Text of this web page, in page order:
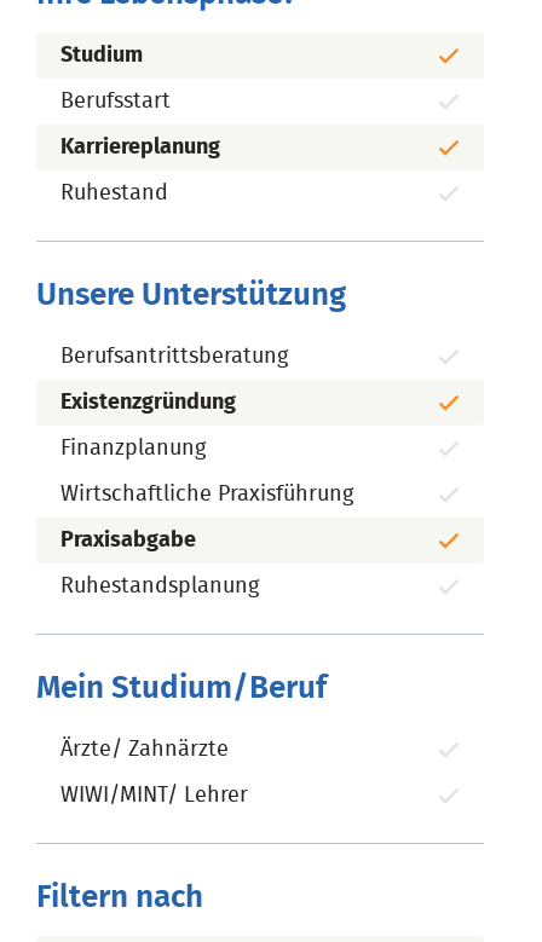
Studium
Berufsstart
Karriereplanung
Ruhestand
Unsere Unterstützung
Berufsantrittsberatung
Existenzgründung
Finanzplanung
Wirtschaftliche Praxisführung
Praxisabgabe
Ruhestandsplanung
Mein Studium/Beruf
Ärzte/ Zahnärzte
WIWI/MINT/ Lehrer
Filtern nach